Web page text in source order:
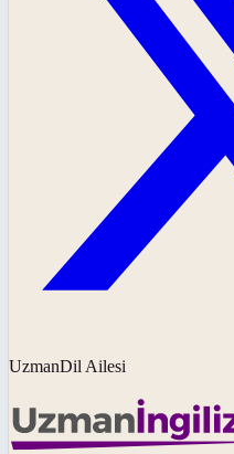
UzmanDil Ailesi